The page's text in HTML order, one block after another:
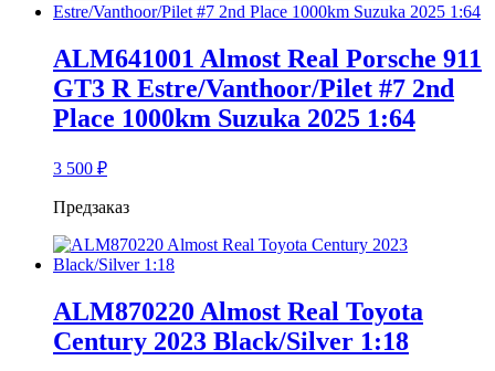
ALM641001 Almost Real Porsche 911
GT3 R Estre/Vanthoor/Pilet #7 2nd
Place 1000km Suzuka 2025 1:64
3 500 ₽
Предзаказ
ALM870220 Almost Real Toyota
Century 2023 Black/Silver 1:18